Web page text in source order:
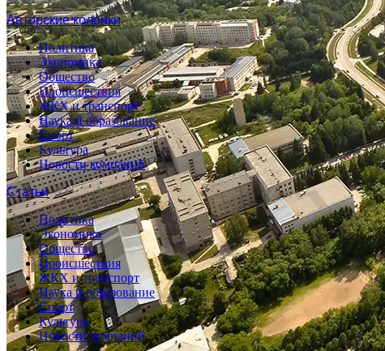
Авторские колонки
Политика
Экономика
Общество
Происшествия
ЖКХ и транспорт
Наука и образование
Спорт
Культура
Новости компаний
Статьи
Политика
Экономика
Общество
Происшествия
ЖКХ и транспорт
Наука и образование
Спорт
Культура
Новости компаний